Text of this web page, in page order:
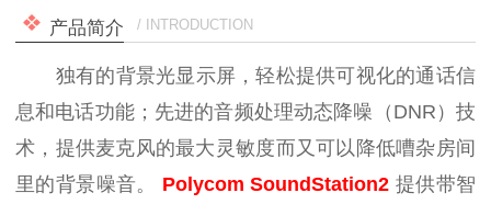
产品简介 / INTRODUCTION
独有的背景光显示屏，轻松提供可视化的通话信
息和电话功能；先进的音频处理动态降噪（DNR）技
术，提供麦克风的最大灵敏度而又可以降低嘈杂房间
里的背景噪音。
Polycom SoundStation2 提供带智